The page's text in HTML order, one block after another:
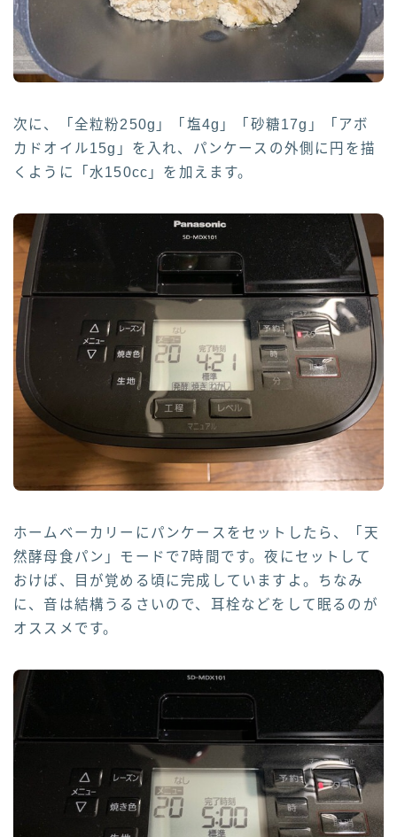
次に、「全粒粉250g」「塩4g」「砂糖17g」「アボ
カドオイル15g」を入れ、パンケースの外側に円を描
くように「水150cc」を加えます。
ホームベーカリーにパンケースをセットしたら、「天
然酵母食パン」モードで7時間です。夜にセットして
おけば、目が覚める頃に完成していますよ。ちなみ
に、音は結構うるさいので、耳栓などをして眠るのが
オススメです。